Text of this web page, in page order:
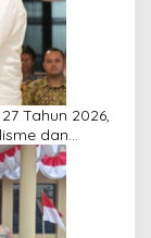
Tahun 2026,
dan